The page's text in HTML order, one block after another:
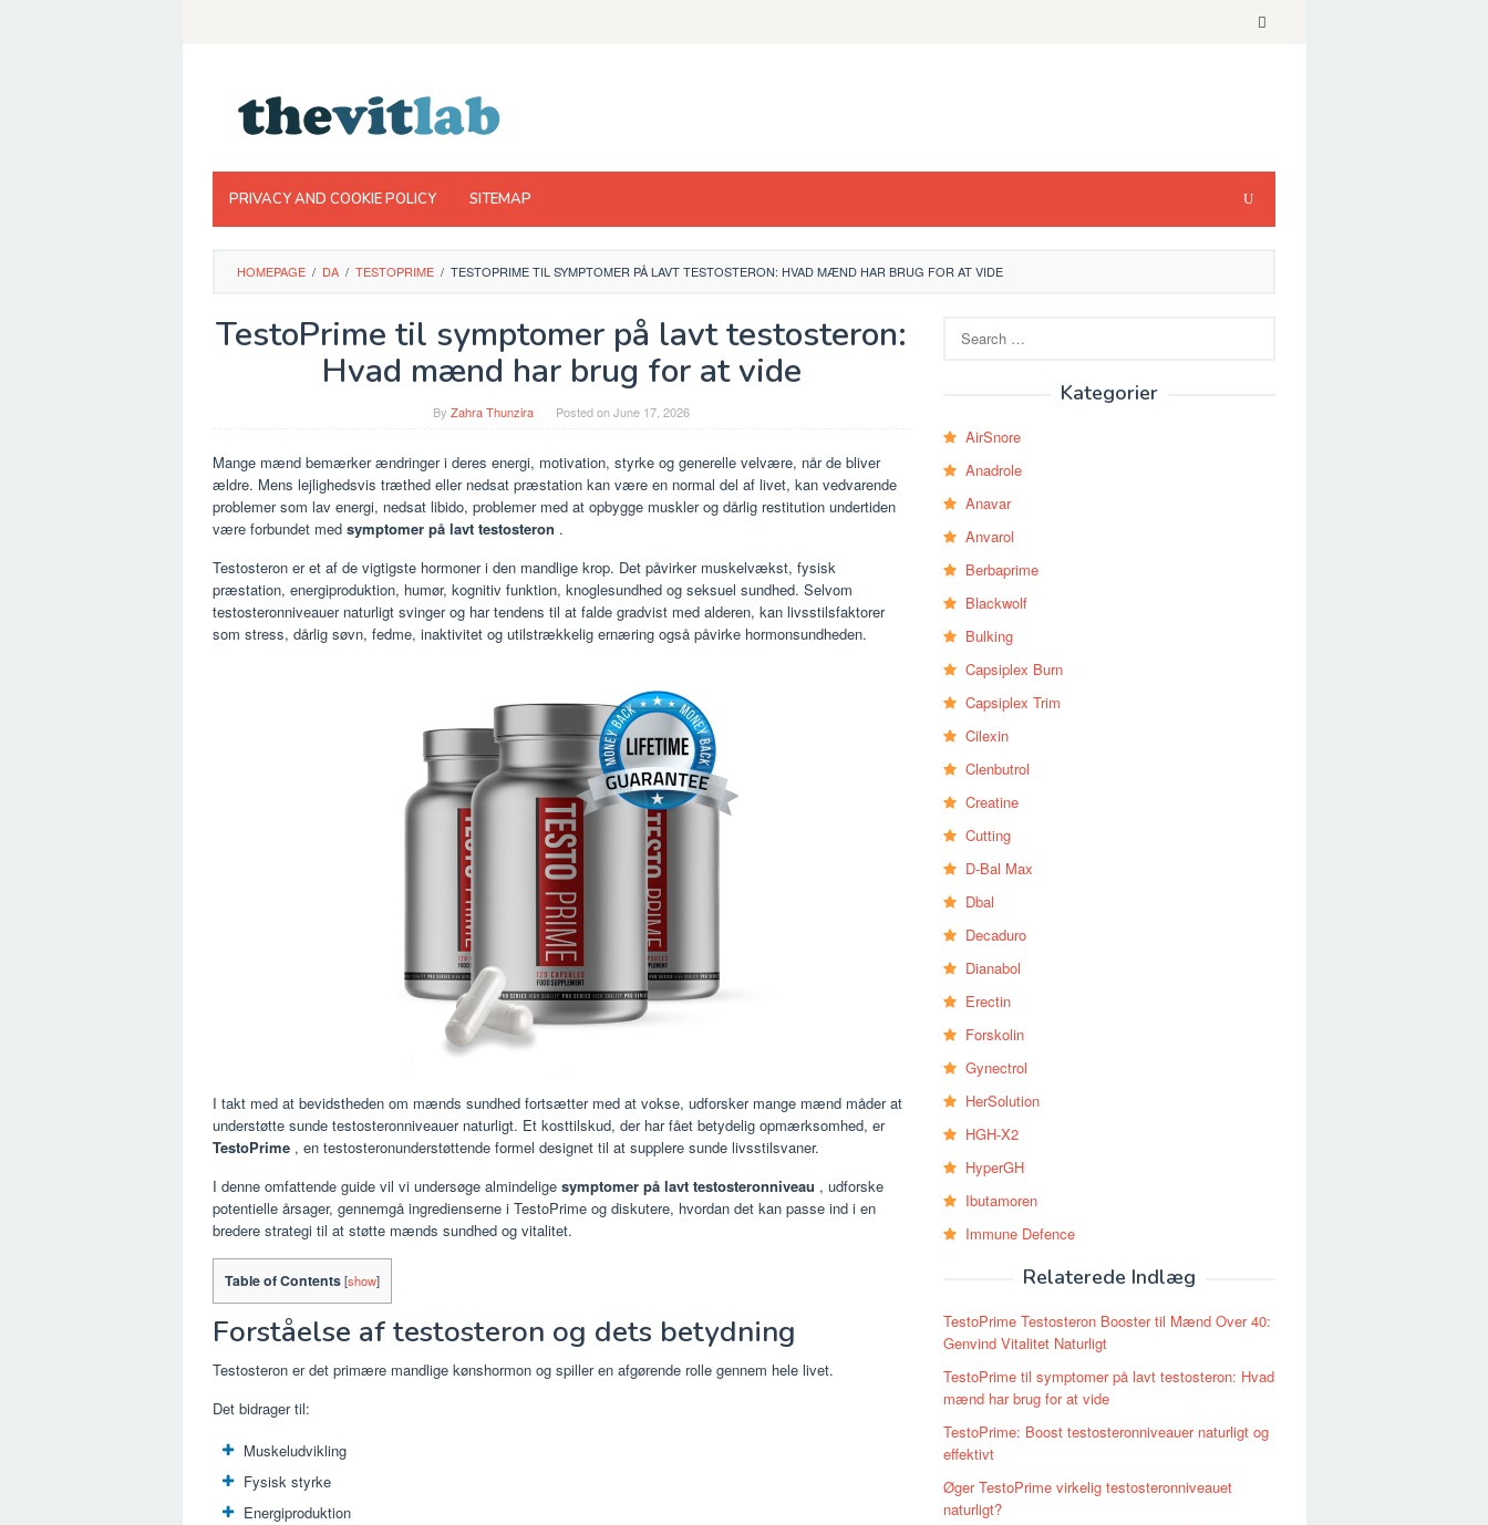
PRIVACY AND COOKIE POLICY SITEMAP
HOMEPAGE / DA / TESTOPRIME / TESTOPRIME TIL SYMPTOMER PÅ LAVT TESTOSTERON: HVAD MÆND HAR BRUG FOR AT VIDE
TestoPrime til symptomer på lavt testosteron:
Hvad mænd har brug for at vide
By Zahra Thunzira Posted onJune 17, 2026
Mange mænd bemærker ændringer i deres energi, motivation, styrke og generelle velvære, når de bliver
ældre. Mens lejlighedsvis træthed eller nedsat præstation kan være en normal del af livet, kan vedvarende
problemer som lav energi, nedsat libido, problemer med at opbygge muskler og dårlig restitution undertiden
være forbundet med symptomer på lavt testosteron .
Testosteron er et af de vigtigste hormoner i den mandlige krop. Det påvirker muskelvækst, fysisk
præstation, energiproduktion, humør, kognitiv funktion, knoglesundhed og seksuel sundhed. Selvom
testosteronniveauer naturligt svinger og har tendens til at falde gradvist med alderen, kan livsstilsfaktorer
som stress, dårlig søvn, fedme, inaktivitet og utilstrækkelig ernæring også påvirke hormonsundheden.
I takt med at bevidstheden om mænds sundhed fortsætter med at vokse, udforsker mange mænd måder at
understøtte sunde testosteronniveauer naturligt. Et kosttilskud, der har fået betydelig opmærksomhed, er
TestoPrime , en testosteronunderstøttende formel designet til at supplere sunde livsstilsvaner.
I denne omfattende guide vil vi undersøge almindelige symptomer på lavt testosteronniveau , udforske
potentielle årsager, gennemgå ingredienserne i TestoPrime og diskutere, hvordan det kan passe ind i en
bredere strategi til at støtte mænds sundhed og vitalitet.
Table of Contents[show]
Forståelse af testosteron og dets betydning
Testosteron er det primære mandlige kønshormon og spiller en afgørende rolle gennem hele livet.
Det bidrager til:
Muskeludvikling
Fysisk styrke
Energiproduktion
for:
Kategorier
AirSnore
Anadrole
Anavar
Anvarol
Berbaprime
Blackwolf
Bulking
Capsiplex Burn
Capsiplex Trim
Cilexin
Clenbutrol
Creatine
Cutting
D-Bal Max
Dbal
Decaduro
Dianabol
Erectin
Forskolin
Gynectrol
HerSolution
HGH-X2
HyperGH
Ibutamoren
Immune Defence
Relaterede Indlæg
TestoPrime Testosteron Booster til Mænd Over 40:
Genvind Vitalitet Naturligt
TestoPrime til symptomer på lavt testosteron: Hvad
mænd har brug for at vide
TestoPrime: Boost testosteronniveauer naturligt og
effektivt
Øger TestoPrime virkelig testosteronniveauet
naturligt?